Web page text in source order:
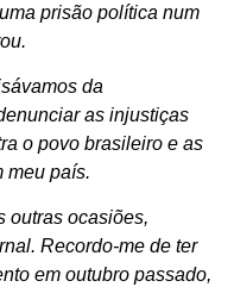
prisão política num
da
as injustiças
o povo brasileiro e as
meu país.
outras ocasiões,
Recordo-me de ter
em outubro passado,